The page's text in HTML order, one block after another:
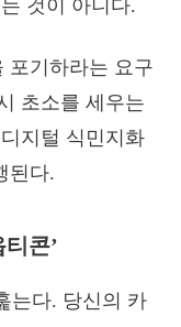
것이 아니다.
포기하라는 요구
초소를 세우는
지털 식민지화
된다.
콘’
는다. 당신의 카